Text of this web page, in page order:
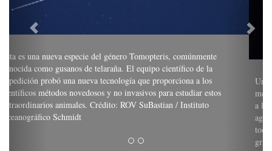
Un pulpo hembra (Haliphron atlanticus) consume una medusa a 800
metros de profundidad. Observar las interacciones alimentarias ayuda
a los científicos a comprender cómo funcionan las comunidades de
aguas intermedias y ofrece información sobre procesos de los que
grande de la Tierra. Crédito: ROV SuBastian / Instituto